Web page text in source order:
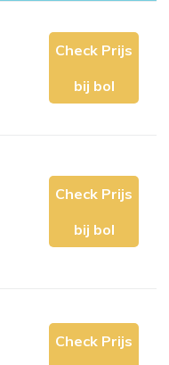
Check Prijs
bij bol
Check Prijs
bij bol
Check Prijs